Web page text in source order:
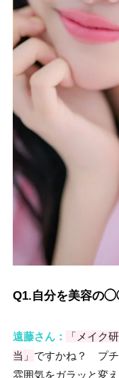
Q1.自分を美容の
遠藤さん：
「メイク
当」 ですかね？ プチ
雰囲気をガラッと変